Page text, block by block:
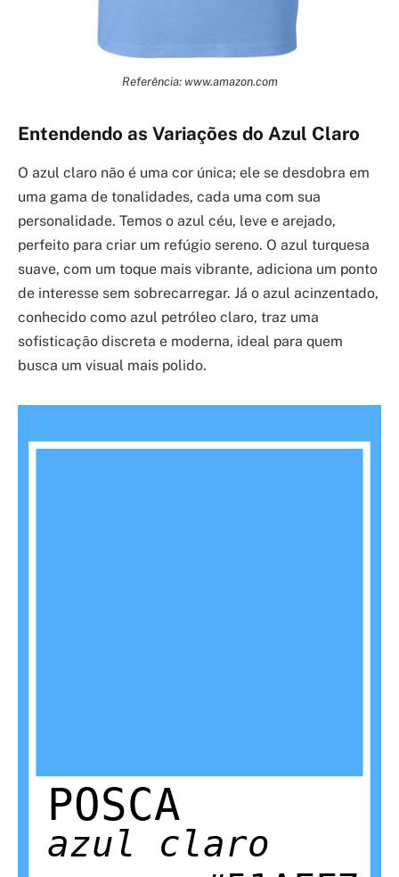
Referência: www.amazon.com
Entendendo as Variações do Azul Claro
O azul claro não é uma cor única; ele se desdobra em
uma gama de tonalidades, cada uma com sua
personalidade. Temos o azul céu, leve e arejado,
perfeito para criar um refúgio sereno. O azul turquesa
suave, com um toque mais vibrante, adiciona um ponto
de interesse sem sobrecarregar. Já o azul acinzentado,
conhecido como azul petróleo claro, traz uma
sofisticação discreta e moderna, ideal para quem
busca um visual mais polido.